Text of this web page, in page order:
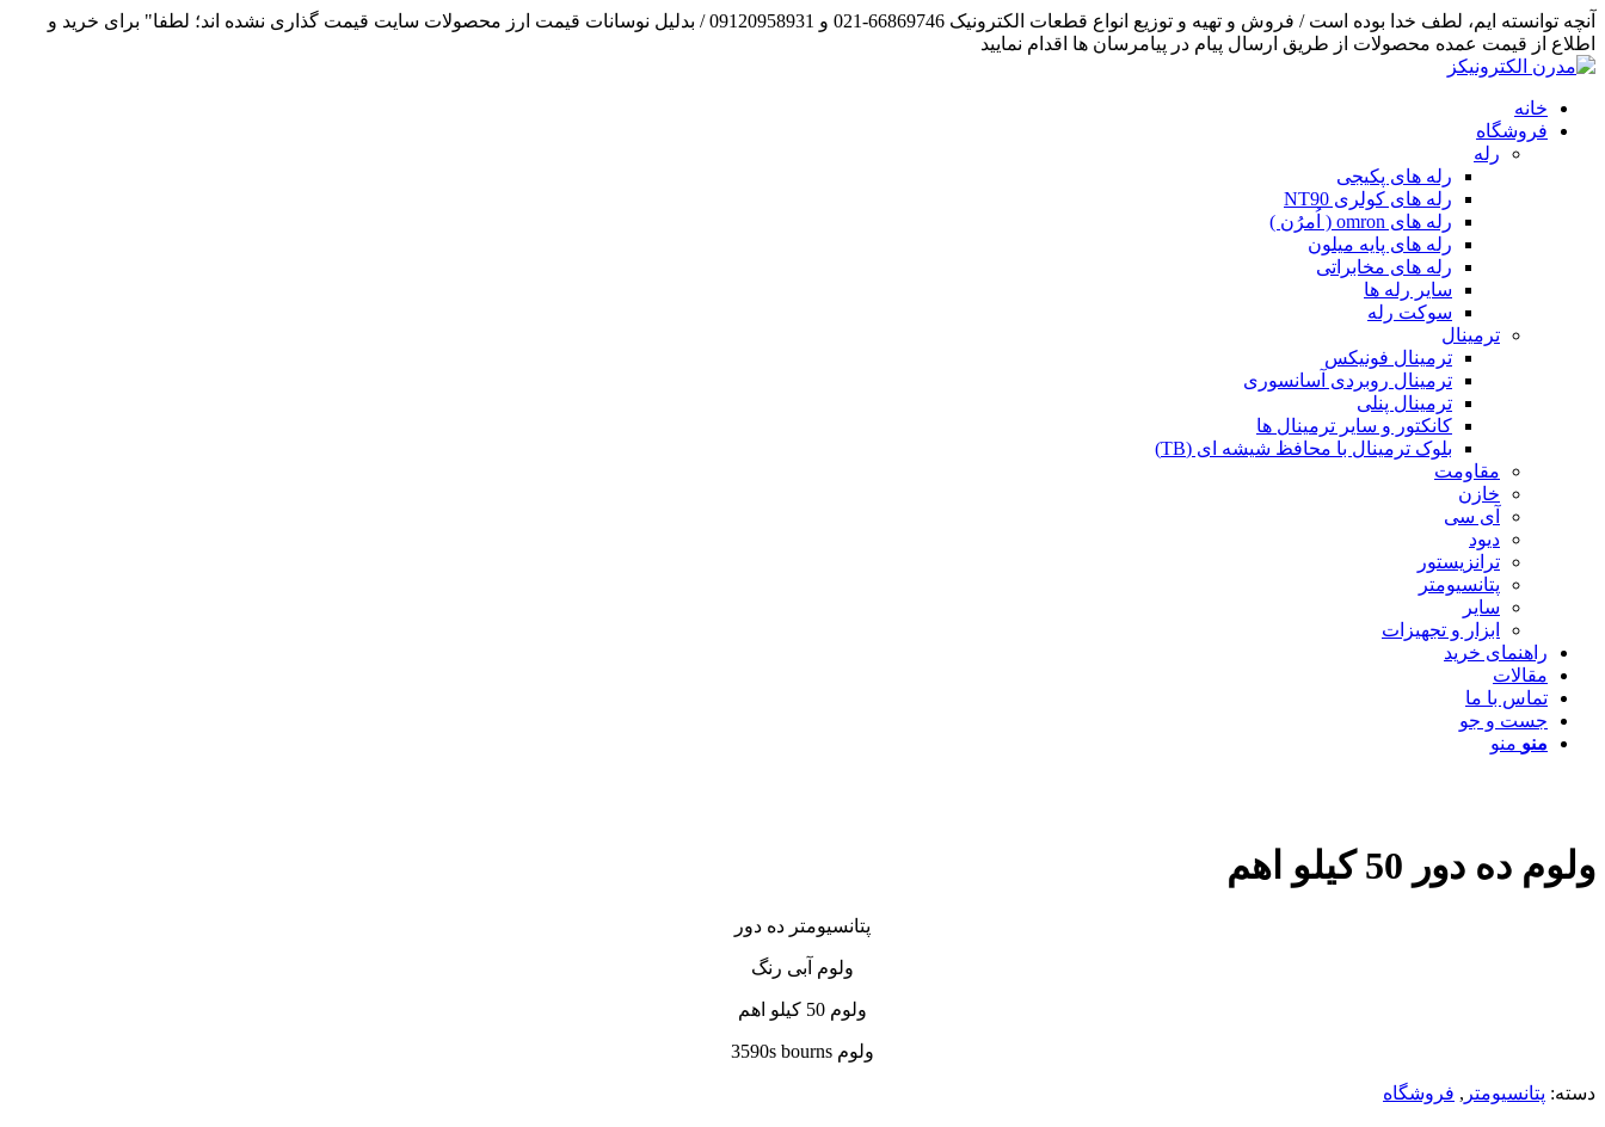
آنچه توانسته ایم، لطف خدا بوده است / فروش و تهیه و توزیع انواع قطعات الکترونیک 66869746-021 و 09120958931 / بدلیل نوسانات قیمت ارز محصولات سایت قیمت گذاری نشده اند؛ لطفا" برای خرید و
اطلاع از قیمت عمده محصولات از طریق ارسال پیام در پیامرسان ها اقدام نمایید
خانه
فروشگاه
رله
رله های پکیجی
رله های کولری NT90
رله های omron ( اُمرُن )
رله های پایه میلون
رله های مخابراتی
سایر رله ها
سوکت رله
ترمینال
ترمینال فونیکس
ترمینال روبردی آسانسوری
ترمینال پنلی
کانکتور و سایر ترمینال ها
بلوک ترمینال با محافظ شیشه ای (TB)
مقاومت
خازن
آی سی
دیود
ترانزیستور
پتانسیومتر
سایر
ابزار و تجهیزات
راهنمای خرید
مقالات
تماس با ما
جست و جو
منو منو
ولوم ده دور 50 کیلو اهم
پتانسیومتر ده دور
ولوم آبی رنگ
ولوم 50 کیلو اهم
ولوم 3590s bourns
دسته: پتانسیومتر , فروشگاه